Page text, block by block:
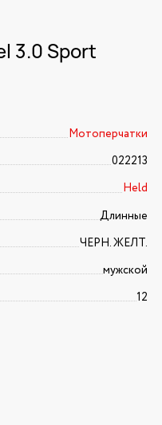
3.0 Sport
Мотоперчатки
022213
Held
Длинные
ЧЕРН. ЖЕЛТ.
мужской
12